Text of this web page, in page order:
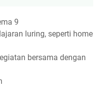
9
luring, seperti home
bersama dengan